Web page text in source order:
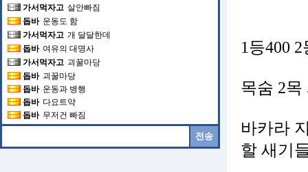
가서먹자고 살안빠짐
돕바 운동도 함
가서먹자고 개 달달한데
돕바 여유의 대명사
가서먹자고 괴꿀마당
돕바 괴꿀마당
돕바 운동과 병행
돕바 다요트약
돕바 무저건 빠짐
1등400
목숨 2목
바카라
할 새기